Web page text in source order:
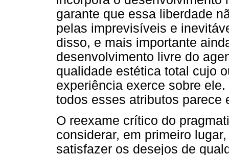
garante que essa liberdade
pelas imprevisíveis e
disso, e mais importante
desenvolvimento livre do
qualidade estética total cujo
experiência exerce sobre
todos esses atributos parece
O reexame crítico do
considerar, em primeiro
satisfazer os desejos de